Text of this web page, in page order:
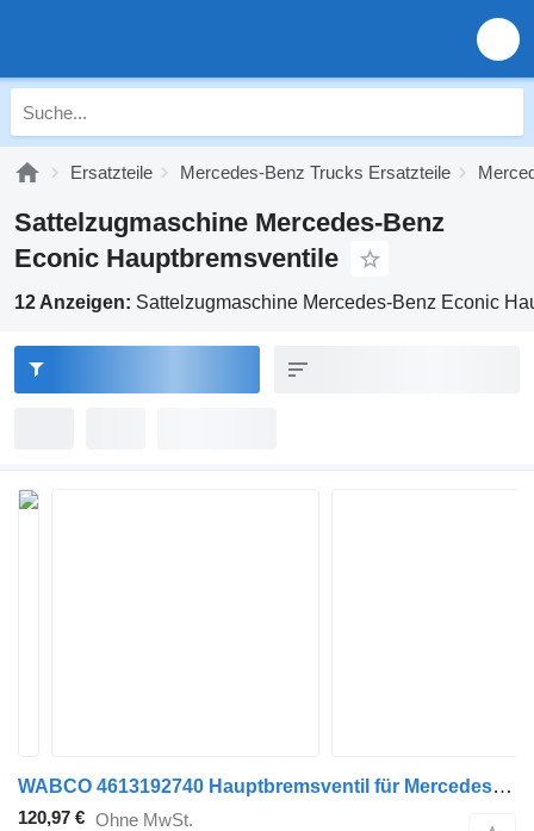
Ersatzteile Mercedes-Benz Trucks Ersatzteile
Sattelzugmaschine Mercedes-Benz
Econic Hauptbremsventile
12 Anzeigen: Sattelzugmaschine Mercedes-Benz Econic
WABCO 4613192740 Hauptbremsventil für Mercedes-Benz Econic Sattelzugmaschine
120,97 € Ohne MwSt.